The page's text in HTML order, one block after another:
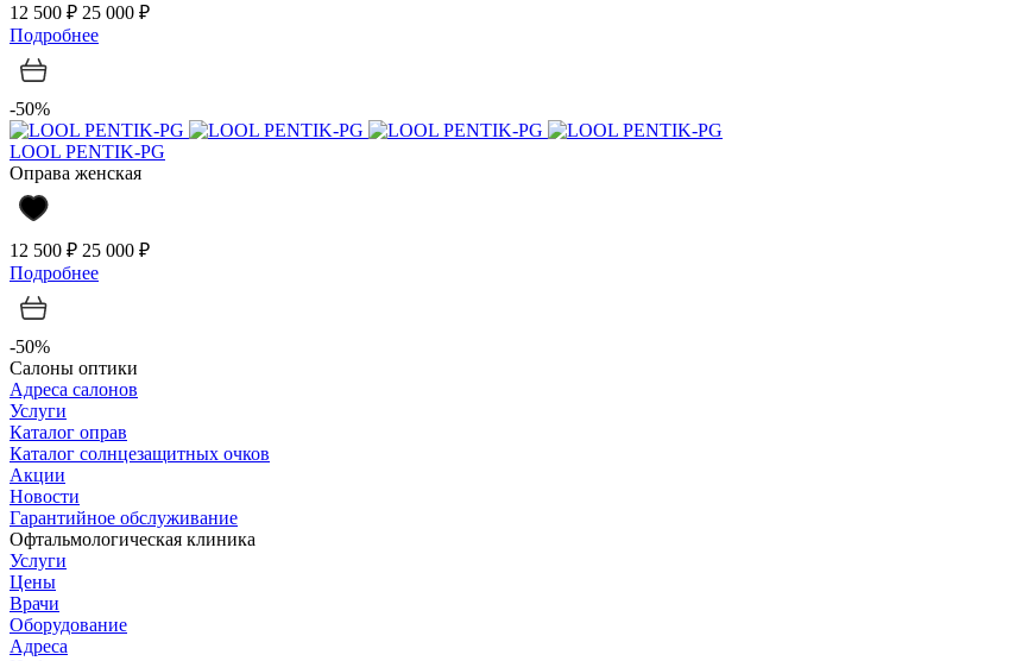
12 500 ₽ 25 000 ₽
Подробнее
-50%
LOOL PENTIK-PG
Оправа женская
12 500 ₽ 25 000 ₽
Подробнее
-50%
Салоны оптики
Адреса салонов
Услуги
Каталог оправ
Каталог солнцезащитных очков
Акции
Новости
Гарантийное обслуживание
Офтальмологическая клиника
Услуги
Цены
Врачи
Оборудование
Адреса